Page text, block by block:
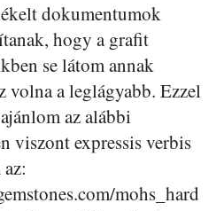
dokumentumok
hogy a grafit
se látom annak
volna a leglágyabb. Ezzel
az alábbi
viszont expressis verbis
mohs_hard